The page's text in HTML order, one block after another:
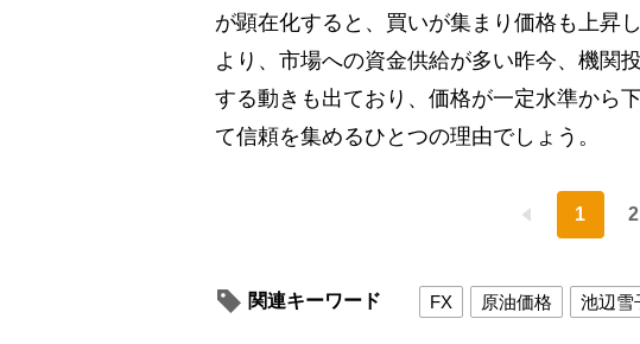
が顕在化すると、買いが集まり価格も上昇
より、市場への資金供給が多い昨今、機関
する動きも出ており、価格が一定水準から
て信頼を集めるひとつの理由でしょう。
1 2
関連キーワード FX 原油価格 池辺雪